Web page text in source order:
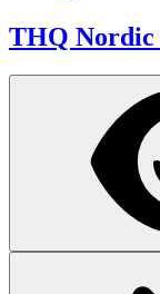
THQ Nordic